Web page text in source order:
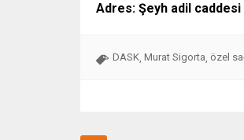
Adres: Şeyh adil
DASK, Murat Sigorta, özel